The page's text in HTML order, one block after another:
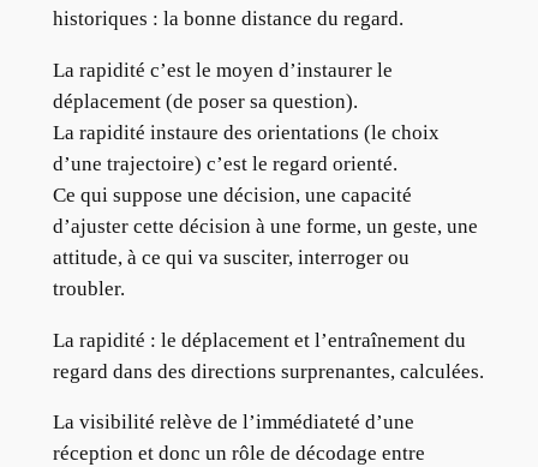
historiques : la bonne distance du regard.
La rapidité c’est le moyen d’instaurer le
déplacement (de poser sa question).
La rapidité instaure des orientations (le choix
d’une trajectoire) c’est le regard orienté.
Ce qui suppose une décision, une capacité
d’ajuster cette décision à une forme, un geste, une
attitude, à ce qui va susciter, interroger ou
troubler.
La rapidité : le déplacement et l’entraînement du
regard dans des directions surprenantes, calculées.
La visibilité relève de l’immédiateté d’une
réception et donc un rôle de décodage entre